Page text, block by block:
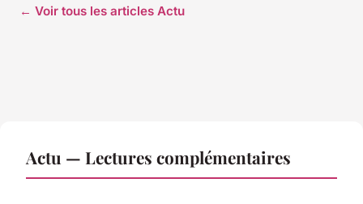
← Voir tous les articles Actu
Actu — Lectures complémentaires